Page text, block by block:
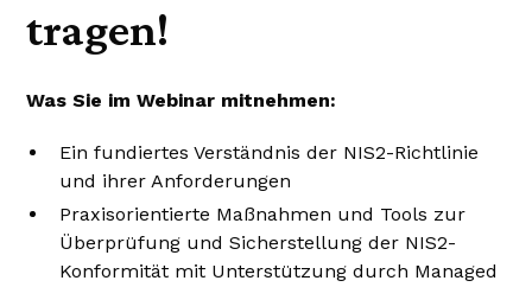
tragen!
Was Sie im Webinar mitnehmen:
Ein fundiertes Verständnis der NIS2-Richtlinie
und ihrer Anforderungen
Praxisorientierte Maßnahmen und Tools zur
Überprüfung und Sicherstellung der NIS2-
Konformität mit Unterstützung durch Managed